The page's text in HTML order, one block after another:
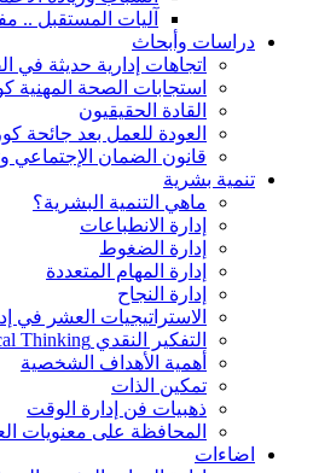
آليات المستقبل ..
دراسات وأبحاث
اتجاهات إدارية حديثة في
استجابات الصحة المهنية
القادة الحقيقيون
العودة للعمل بعد جائحة
قانون الضمان الإجتماعي
تنمية بشرية
ماهي التنمية البشرية؟
إدارة الانطباعات
إدارة الضغوط
إدارة المهام المتعددة
إدارة النجاح
الاستراتيجيات العشر في
التفكير النقدي Critical Thinking
أهمية الأهداف الشخصية
تمكين الذات
ذهبيات فن إدارة الوقت
المحافظة على معنويات
اضاءات